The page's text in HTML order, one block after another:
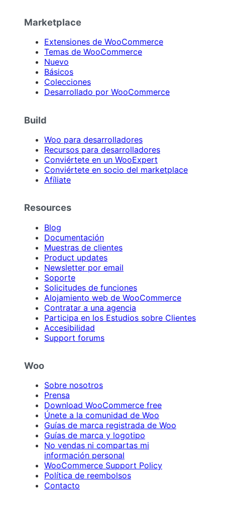
Marketplace
Extensiones de WooCommerce
Temas de WooCommerce
Nuevo
Básicos
Colecciones
Desarrollado por WooCommerce
Build
Woo para desarrolladores
Recursos para desarrolladores
Conviértete en un WooExpert
Conviértete en socio del marketplace
Afíliate
Resources
Blog
Documentación
Muestras de clientes
Product updates
Newsletter por email
Soporte
Solicitudes de funciones
Alojamiento web de WooCommerce
Contratar a una agencia
Participa en los Estudios sobre Clientes
Accesibilidad
Support forums
Woo
Sobre nosotros
Prensa
Download WooCommerce free
Únete a la comunidad de Woo
Guías de marca registrada de Woo
Guías de marca y logotipo
No vendas ni compartas mi
información personal
WooCommerce Support Policy
Política de reembolsos
Contacto